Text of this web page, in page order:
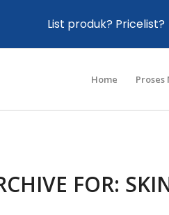
Home Proses
FOR:
List produk? Pricelist?